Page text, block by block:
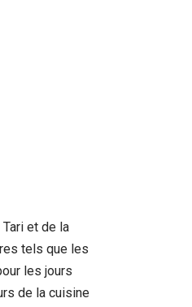
et de la
tels que les
les jours
de la cuisine